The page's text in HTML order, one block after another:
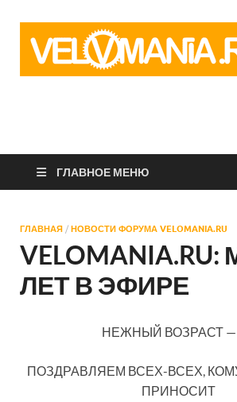
ГЛАВНОЕ МЕНЮ
ГЛАВНАЯ / НОВОСТИ ФОРУМА VELOMANIA.RU
ЛЕТ В ЭФИРЕ
НЕЖНЫЙ ВОЗРАСТ —
ПОЗДРАВЛЯЕМ ВСЕХ-ВСЕХ,
ПРИНОСИТ